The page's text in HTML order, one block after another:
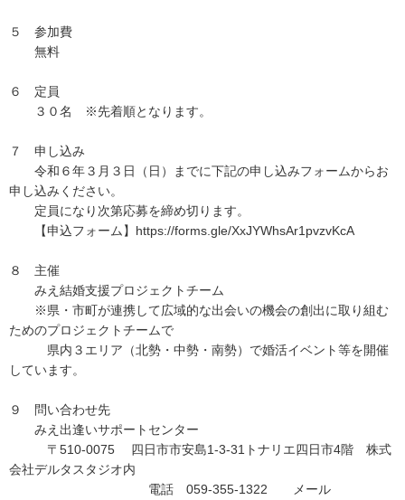
５ 参加費
無料
６ 定員
３０名 ※先着順となります。
７ 申し込み
令和６年３月３日（日）までに下記の申し込みフォームからお
申し込みください。
定員になり次第応募を締め切ります。
【申込フォーム】https://forms.gle/XxJYWhsAr1pvzvKcA
８ 主催
みえ結婚支援プロジェクトチーム
※県・市町が連携して広域的な出会いの機会の創出に取り組む
ためのプロジェクトチームで
県内３エリア（北勢・中勢・南勢）で婚活イベント等を開催
しています。
９ 問い合わせ先
みえ出逢いサポートセンター
〒510-0075 四日市市安島1-3-31トナリエ四日市4階 株式
会社デルタスタジオ内
電話 059-355-1322 メール